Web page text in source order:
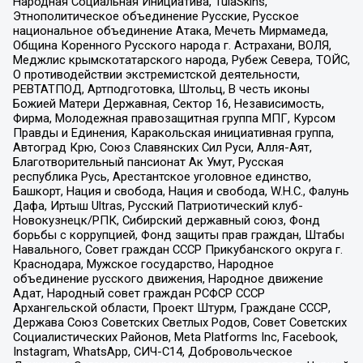
Этнополитическое объединение Русские, Русское
национальное объединение Атака, Мечеть Мирмамеда,
Община Коренного Русского народа г. Астрахани, ВОЛЯ,
Меджлис крымскотатарского народа, Рубеж Севера, ТОЙС,
О противодействии экстремистской деятельности,
РЕВТАТПОД, Артподготовка, Штольц, В честь иконы
Божией Матери Державная, Сектор 16, Независимость,
Фирма, Молодежная правозащитная группа МПГ, Курсом
Правды и Единения, Каракольская инициативная группа,
Автоград Крю, Союз Славянских Сил Руси, Алля-Аят,
Благотворительный пансионат Ак Умут, Русская
республика Русь, Арестантское уголовное единство,
Башкорт, Нация и свобода, Нация и свобода, W.H.С., Фалунь
Дафа, Иртыш Ultras, Русский Патриотический клуб-
Новокузнецк/РПК, Сибирский державный союз, Фонд
борьбы с коррупцией, Фонд защиты прав граждан, Штабы
Навального, Совет граждан СССР Прикубанского округа г.
Краснодара, Мужское государство, Народное
объединение русского движения, Народное движение
Адат, Народный совет граждан РСФСР СССР
Архангельской области, Проект Штурм, Граждане СССР,
Держава Союз Советских Светлых Родов, Совет Советских
Социалистических Районов, Meta Platforms Inc, Facebook,
Instagram, WhatsApp, СИЧ-С14, Добровольческое